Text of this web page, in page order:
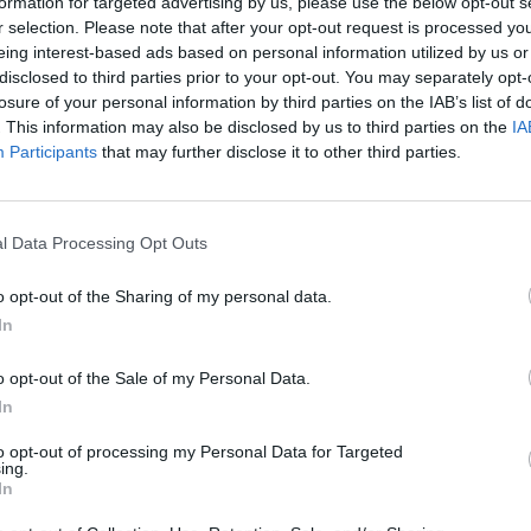
selection. Please note that after your opt-out request is processed
interest-based ads based on personal information utilized by us
to third parties prior to your opt-out. You may separately
of your personal information by third parties on the IAB’s list of
This information may also be disclosed by us to third parties on the
Participants that may further disclose it to other third parties.
Data Processing Opt Outs
opt-out of the Sharing of my personal data.
opt-out of the Sale of my Personal Data.
opt-out of processing my Personal Data for Targeted
Viktor miniszterelnök. A kormányfő a Kossuth
műsorában nyilvánult meg, cikkünkben
megszólalásairól, amelyek a Robert Fico
ukrán háborúval, valamint Hszi Csin-ping
Megosztás Hszi Csin-ping budapesti látogatása A
kihangsúlyozta, hogy 20 éve járt utoljára kínai elnök
az erőviszonyok: akkor...
portfolio.hu hírarchívumához tartozik, melynek olvasása